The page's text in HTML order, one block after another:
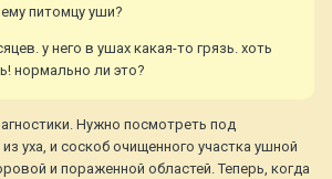
питомцу уши?
у него в ушах какая-то грязь. хоть
нормально ли это?
Нужно посмотреть под
уха, и соскоб очищенного участка ушной
и пораженной областей. Теперь, когда